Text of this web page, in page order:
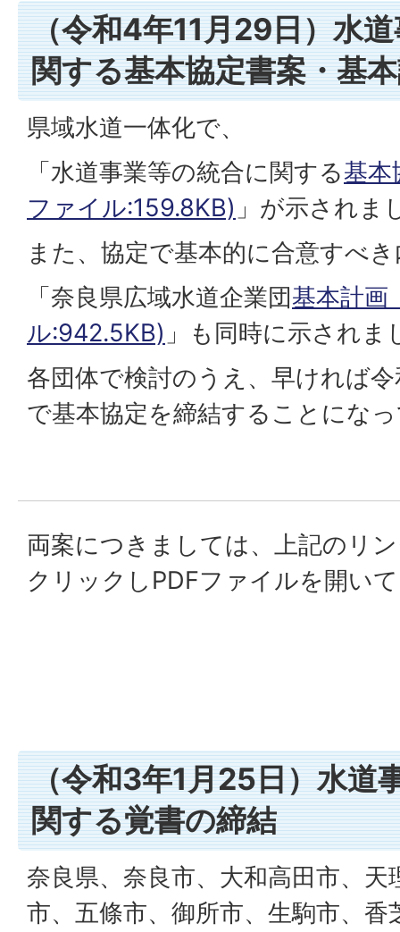
（令和4年11月29日）水
関する基本協定書案・基
県域水道一体化で、
「水道事業等の統合に関する基本
ファイル:159.8KB) 」が示されま
また、協定で基本的に合意すべ
「奈良県広域水道企業団基本計画
ル:942.5KB) 」も同時に示されま
各団体で検討のうえ、早ければ
で基本協定を締結することにな
両案につきましては、上記のリ
クリックしPDFファイルを開い
（令和3年1月25日）水道
関する覚書の締結
奈良県、奈良市、大和高田市、天
市、五條市、御所市、生駒市、香